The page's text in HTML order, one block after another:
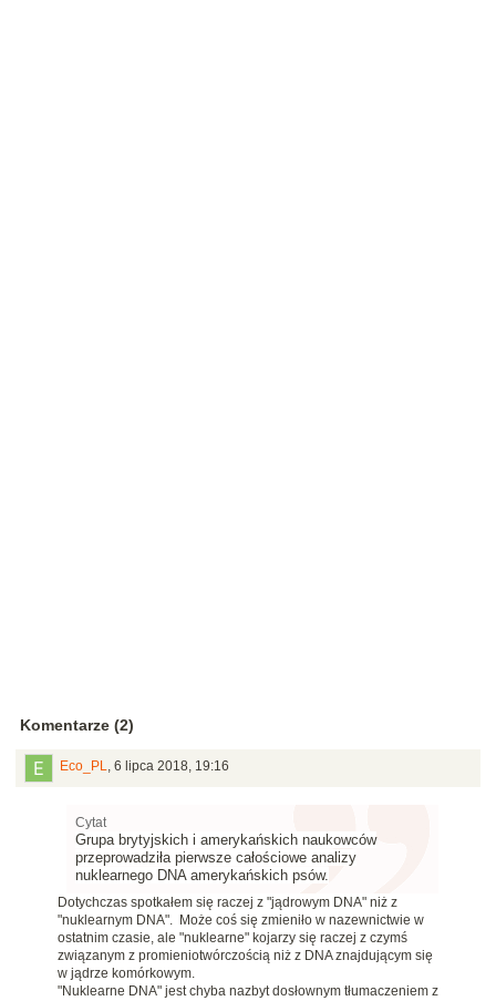
Komentarze (2)
Eco_PL, 6 lipca 2018, 19:16
Cytat
Grupa brytyjskich i amerykańskich naukowców
przeprowadziła pierwsze całościowe analizy
nuklearnego DNA amerykańskich psów.
Dotychczas spotkałem się raczej z "jądrowym DNA" niż z
"nuklearnym DNA". Może coś się zmieniło w nazewnictwie w
ostatnim czasie, ale "nuklearne" kojarzy się raczej z czymś
związanym z promieniotwórczością niż z DNA znajdującym się
w jądrze komórkowym.
"Nuklearne DNA" jest chyba nazbyt dosłownym tłumaczeniem z